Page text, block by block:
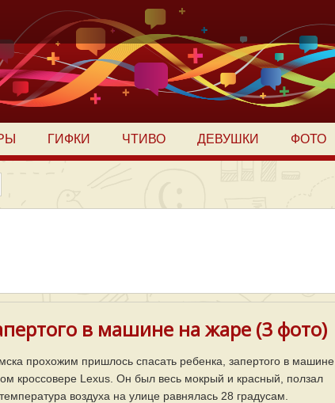
ГИФКИ ЧТИВО ДЕВУШКИ ФОТО
в машине на жаре (3 фото)
прохожим пришлось спасать ребенка, запертого в машине
кроссовере Lexus. Он был весь мокрый и красный, ползал
воздуха на улице равнялась 28 градусам.